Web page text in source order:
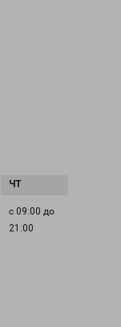
с 09:00 до
21:00